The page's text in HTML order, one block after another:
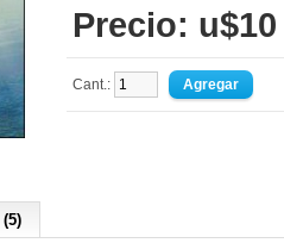
Precio: u$10
Cant.: